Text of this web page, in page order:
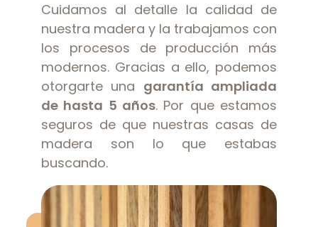
Cuidamos al detalle la calidad de
nuestra madera y la trabajamos con
los procesos de producción más
modernos. Gracias a ello, podemos
otorgarte una garantía ampliada
de hasta 5 años. Por que estamos
seguros de que nuestras casas de
madera son lo que estabas
buscando.